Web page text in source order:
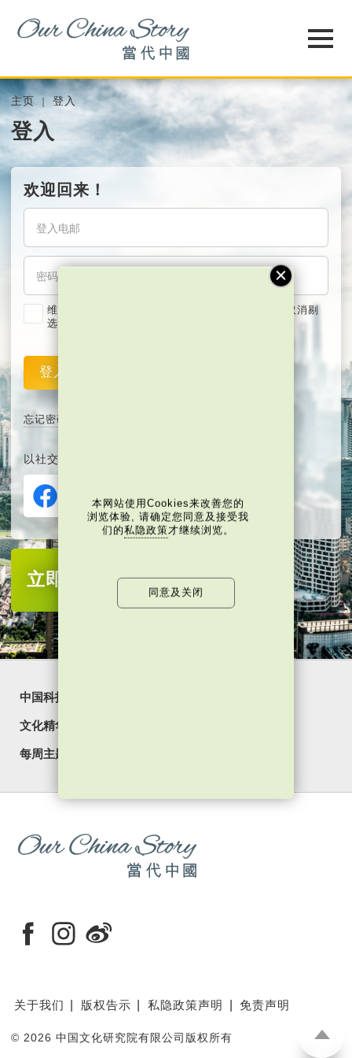
主页 登入
登入
欢迎回来！
维持我的登入状态两星期 (若使用共用电脑，紧记取消剔
选)
登入
忘记密码
以社交媒体平台注册或登入∶
立即注册 成为当代中国会员
中国科技
文化精华
每周主题
关于我们 版权告示 私隐政策声明 免责声明
© 2026 中国文化研究院有限公司版权所有
本网站使用Cookies来改善您的
浏览体验, 请确定您同意及接受我
们的私隐政策才继续浏览。
同意及关闭